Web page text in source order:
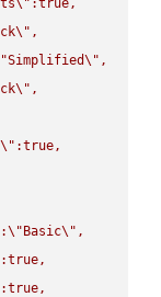
\" :true,
\" ,
Simplified\" ,
\" ,
\" :true,
:\" Basic\" ,
:true,
:true,